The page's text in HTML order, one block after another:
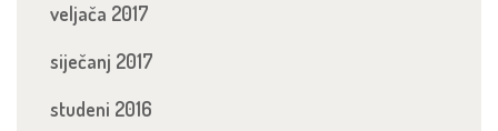
veljača 2017
siječanj 2017
studeni 2016